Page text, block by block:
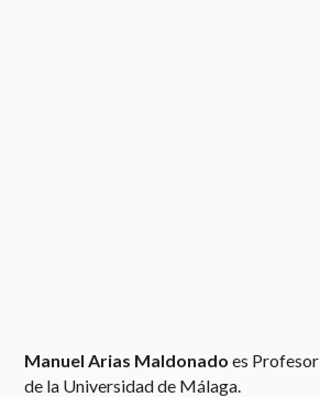
Manuel Arias Maldonado es
de la Universidad de Málaga. ​